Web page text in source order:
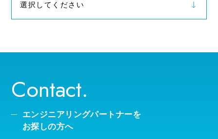
選択してください
Contact.
エンジニアリングパートナーを
お探しの方へ